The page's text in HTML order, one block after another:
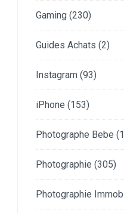
Gaming (230)
Guides Achats (2)
Instagram (93)
iPhone (153)
Photographe Bebe
Photographie (305)
Photographie